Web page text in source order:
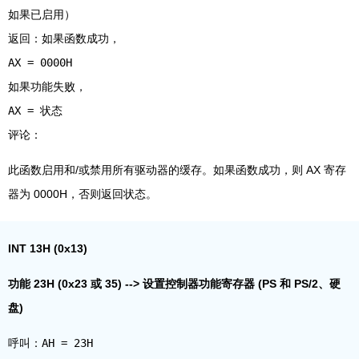
如果已启用）
返回：如果函数成功，
AX = 0000H
如果功能失败，
AX = 状态
此函数启用和/或禁用所有驱动器的缓存。如果函数成功，则 AX 寄存
器为 0000H，否则返回状态。
INT 13H (0x13)
功能 23H (0x23 或 35) --> 设置控制器功能寄存器 (PS 和 PS/2、硬
盘)
呼叫：AH = 23H